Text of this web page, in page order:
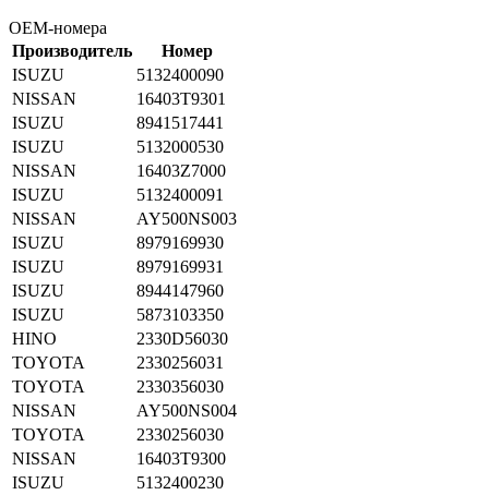
OEM-номера
Производитель
Номер
ISUZU
5132400090
NISSAN
16403T9301
ISUZU
8941517441
ISUZU
5132000530
NISSAN
16403Z7000
ISUZU
5132400091
NISSAN
AY500NS003
ISUZU
8979169930
ISUZU
8979169931
ISUZU
8944147960
ISUZU
5873103350
HINO
2330D56030
TOYOTA
2330256031
TOYOTA
2330356030
NISSAN
AY500NS004
TOYOTA
2330256030
NISSAN
16403T9300
ISUZU
5132400230